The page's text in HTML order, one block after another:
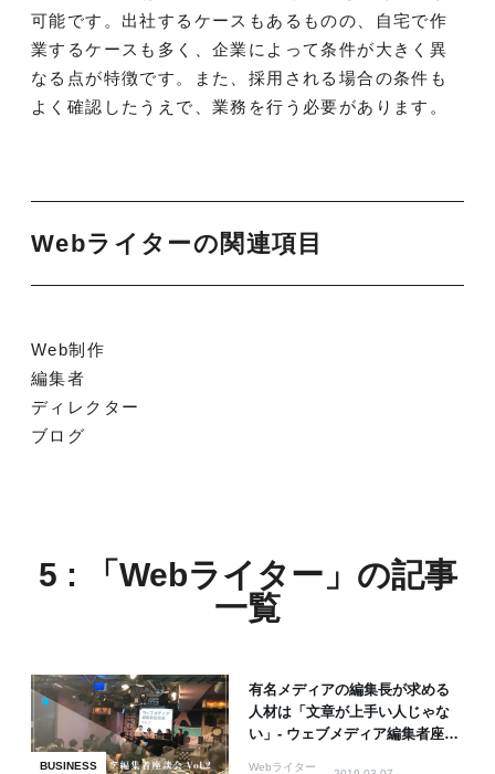
可能です。出社するケースもあるものの、自宅で作
業するケースも多く、企業によって条件が大きく異
なる点が特徴です。また、採用される場合の条件も
よく確認したうえで、業務を行う必要があります。
Webライターの関連項目
Web制作
編集者
ディレクター
ブログ
5 : 「Webライター」の記事
一覧
BUSINESS
有名メディアの編集長が求める
人材は「文章が上手い人じゃな
い」- ウェブメディア編集者座談
Webライター